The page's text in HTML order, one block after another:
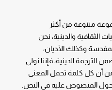
متنوعة من أكثر
الثقافية والدينية، نحن
وكذلك الأديان،
الدينية، فإننا نولي
من أن كل كلمة تحمل المعنى
المنصوص عليه في النص.